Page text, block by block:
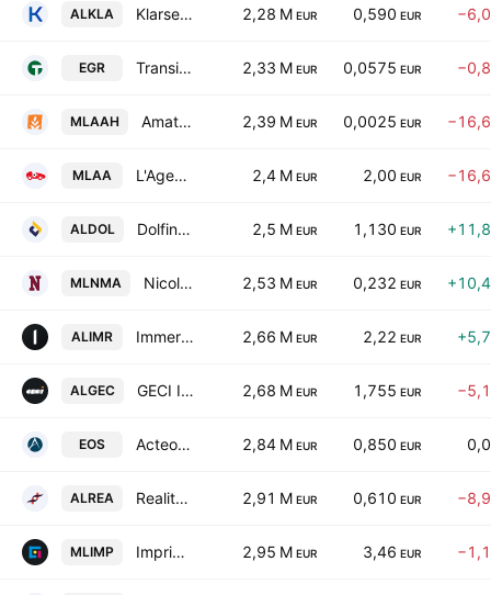
ALKLA Klarsen SA 2,28 M EUR 0,590 EUR
EGR Transition Evergreen 2,33 M EUR 0,0575 EUR
MLAAH Amatheon Agri Holding NV 2,39 M EUR 0,0025 EUR
MLAA L'Agence Automobiliere 2,4 M EUR 2,00 EUR
ALDOL Dolfines SA 2,5 M EUR 1,130 EUR
MLNMA Nicolas Miguet 2,53 M EUR 0,232 EUR
ALIMR Immersion SA 2,66 M EUR 2,22 EUR
ALGEC GECI International SA 2,68 M EUR 1,755 EUR
EOS Acteos SA 2,84 M EUR 0,850 EUR
ALREA Realites SCA 2,91 M EUR 0,610 EUR
MLIMP Imprimerie Chirat SA 2,95 M EUR 3,46 EUR